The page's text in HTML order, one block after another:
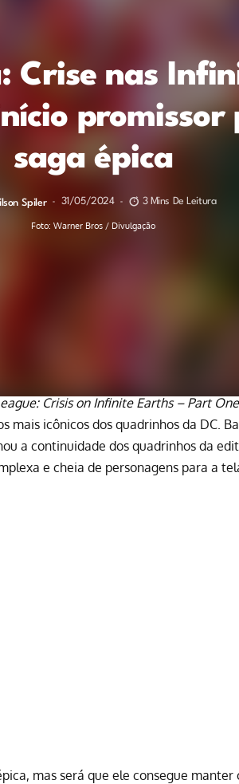
Crise nas
saga épica
Spiler 31/05/2024 3 Mins De Leitura
Foto: Warner Bros / Divulgação
Crisis on Infinite Earths – Part One
mais icônicos dos quadrinhos da DC.
a continuidade dos quadrinhos da
e cheia de personagens para a
mas será que ele consegue manter